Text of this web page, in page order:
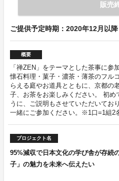
販売
ご提供予定時期：2020年12月以降
概要
「禅ZEN」をテーマとした茶事に参
懐石料理・菓子・濃茶・薄茶のフル
らえる庭やお道具とともに、京都の
子、お茶をお楽しみください。 初め
うに、ご説明もさせていただいてお
一緒にご参加ください。※1口=1組2
プロジェクト名
95%減収で日本文化の学び舎が存続
子」の魅力を未来へ伝えたい